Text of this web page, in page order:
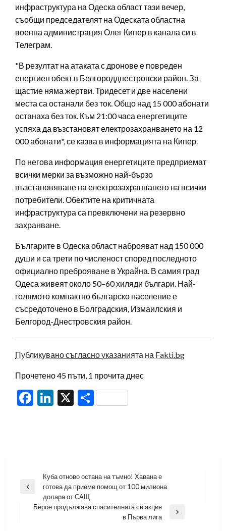
инфраструктура на Одеска област тази вечер,
съобщи председателят на Одеската областна
военна администрация Олег Кипер в канала си в
Телеграм.
"В резултат на атаката с дронове е повреден
енергиен обект в Белгородднестровски район. За
щастие няма жертви. Тридесет и две населени
места са останали без ток. Общо над 15 000 абонати
останаха без ток. Към 21:00 часа енергетиците
успяха да възстановят електрозахранването на 12
000 абонати", се казва в информацията на Кипер.
По негова информация енергетиците предприемат
всички мерки за възможно най-бързо
възстановяване на електрозахранването на всички
потребители. Обектите на критичната
инфраструктура са превключени на резервно
захранване.
Българите в Одеска област наброяват над 150 000
души и са трети по численост според последното
официално преброяване в Украйна. В самия град
Одеса живеят около 50–60 хиляди българи. Най-
голямото компактно българско население е
съсредоточено в Болградския, Измаилския и
Белгород-Днестровския район.
Публикувано съгласно указанията на Fakti.bg
Прочетено 45 пъти, 1 прочита днес
Facebook
LinkedIn
X Share
Навигация
Previous
Куба отново остана на тъмно! Хавана е
готова да приеме помощ от 100 милиона
долара от САЩ
Берое продължава спасителната си акция
в Първа лига